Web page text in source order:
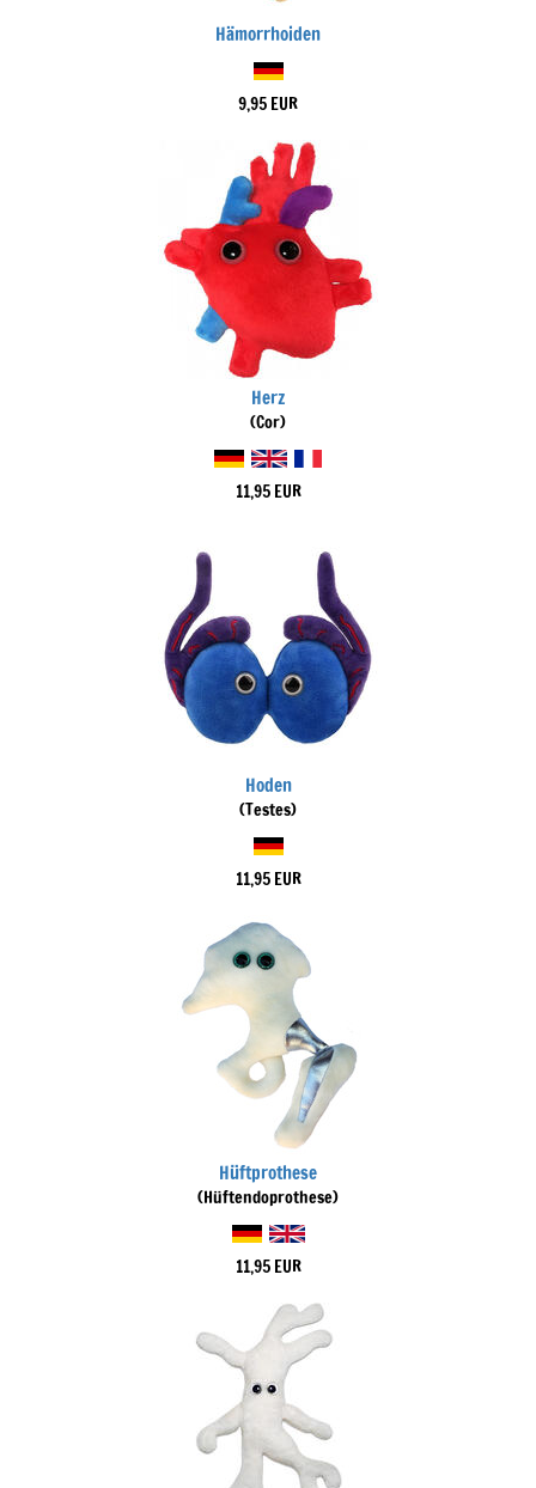
Hämorrhoiden
9,95 EUR
Herz
(Cor)
11,95 EUR
Hoden
(Testes)
11,95 EUR
Hüftprothese
(Hüftendoprothese)
11,95 EUR